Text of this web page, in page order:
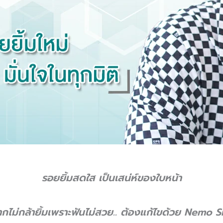
รอยยิ้มสดใส เป็นเสน่ห์ของใบหน้า
ไม่กล้ายิ้มเพราะฟันไม่สวย.. ต้องแก้ไขด้วย Nemo